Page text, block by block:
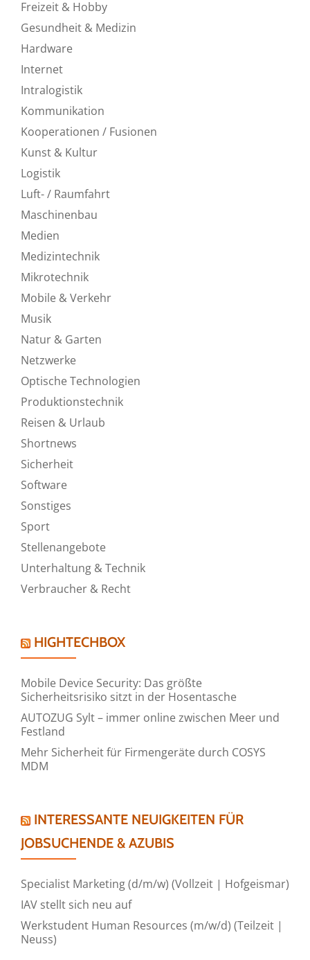
Freizeit & Hobby
Gesundheit & Medizin
Hardware
Internet
Intralogistik
Kommunikation
Kooperationen / Fusionen
Kunst & Kultur
Logistik
Luft- / Raumfahrt
Maschinenbau
Medien
Medizintechnik
Mikrotechnik
Mobile & Verkehr
Musik
Natur & Garten
Netzwerke
Optische Technologien
Produktionstechnik
Reisen & Urlaub
Shortnews
Sicherheit
Software
Sonstiges
Sport
Stellenangebote
Unterhaltung & Technik
Verbraucher & Recht
HIGHTECHBOX
Mobile Device Security: Das größte
Sicherheitsrisiko sitzt in der Hosentasche
AUTOZUG Sylt – immer online zwischen Meer und
Festland
Mehr Sicherheit für Firmengeräte durch COSYS
MDM
INTERESSANTE NEUIGKEITEN FÜR
JOBSUCHENDE & AZUBIS
Specialist Marketing (d/m/w) (Vollzeit | Hofgeismar)
IAV stellt sich neu auf
Werkstudent Human Resources (m/w/d) (Teilzeit |
Neuss)